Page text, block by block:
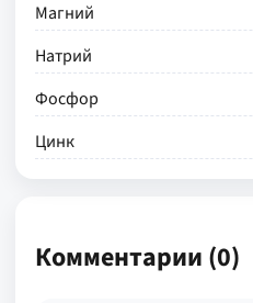
Магний
Натрий
Фосфор
Цинк
Комментарии (0)